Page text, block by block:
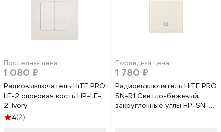
Последняя цена
1 080 ₽
Радиовыключатель HiTE PRO
LE-2 слоновая кость HP-LE-
2-ivory
4(2)
Последняя цена
1 780 ₽
Радиовыключатель HiTE PRO
SN-R1 Светло-бежевый,
закругленные углы HP-SN-